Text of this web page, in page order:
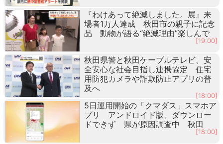
『わけあって絶滅しました。展』来
場者1万人達成 秋田市の親子に記念
品 動物が語る“絶滅理由”楽しんで
[19:00]
秋田県警と秋田ケーブルテレビ、安
全安心な社会目指し連携協定 住宅
用防犯カメラや詐欺防止アプリの普
及へ
[18:00]
5日運用開始の「クマダス」スマホア
プリ アンドロイド版、ダウンロー
ドできず 県が原因調査中 秋田
[18:00]